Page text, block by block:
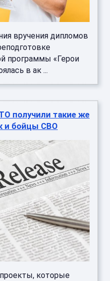
вручения дипломов
программы «Герои
в ак ...
получили такие же
и бойцы СВО
которые